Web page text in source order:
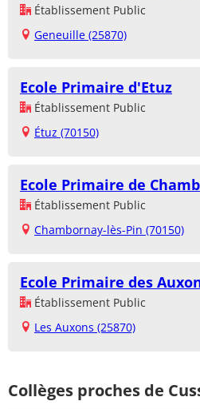
Établissement Public
Geneuille (25870)
Ecole Primaire d'Etuz
Établissement Public
Étuz (70150)
Ecole Primaire de
Établissement Public
Chambornay-lès-Pin (70150)
Ecole Primaire des
Établissement Public
Les Auxons (25870)
Collèges proches de